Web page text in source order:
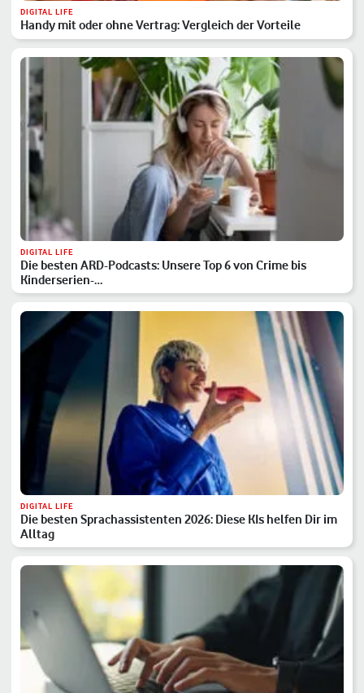
DIGITAL LIFE
Handy mit oder ohne Vertrag: Vergleich der Vorteile
DIGITAL LIFE
Die besten ARD-Podcasts: Unsere Top 6 von Crime bis
Kinderserien-…
DIGITAL LIFE
Die besten Sprachassistenten 2026: Diese KIs helfen Dir im
Alltag